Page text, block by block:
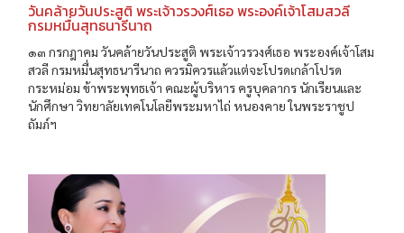
วันคล้ายวันประสูติ พระเจ้าวรวงศ์เธอ พระองค์เจ้าโสมสวลี
กรมหมื่นสุทธนารีนาถ
๑๓ กรกฎาคม วันคล้ายวันประสูติ พระเจ้าวรวงศ์เธอ พระองค์เจ้าโสม
สวลี กรมหมื่นสุทธนารีนาถ ควรมิควรแล้วแต่จะโปรดเกล้าโปรด
กระหม่อม ข้าพระพุทธเจ้า คณะผู้บริหาร ครูบุคลากร นักเรียนและ
นักศึกษา วิทยาลัยเทคโนโลยีพระมหาไถ่ หนองคาย ในพระราชูป
ถัมภ์ฯ